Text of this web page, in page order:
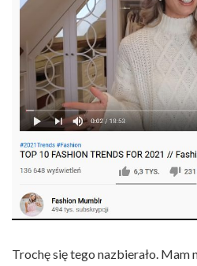
Trochę się tego nazbierało. Mam